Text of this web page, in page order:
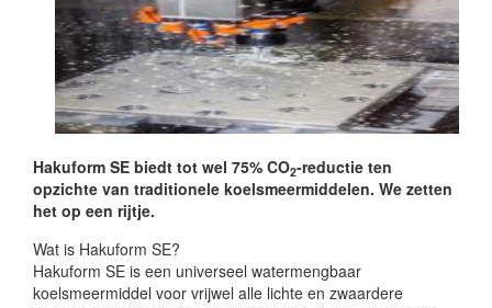
Hakuform SE biedt tot wel 75% CO2-reductie ten
opzichte van traditionele koelsmeermiddelen. We zetten
het op een rijtje.
Wat is Hakuform SE?
Hakuform SE is een universeel watermengbaar
koelsmeermiddel voor vrijwel alle lichte en zwaardere